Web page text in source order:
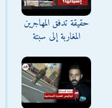
حقيقة تدفق المهاجرين
المغاربة إلى سبتة